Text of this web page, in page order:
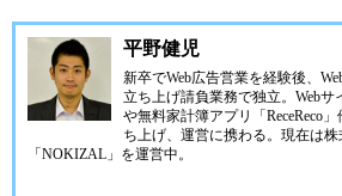
平野健児
新卒でWeb広告営業を経験後、
立ち上げ請負業務で独立。Webサ
や無料家計簿アプリ「ReceReco
ち上げ、運営に携わる。現在は株
「NOKIZAL」を運営中。